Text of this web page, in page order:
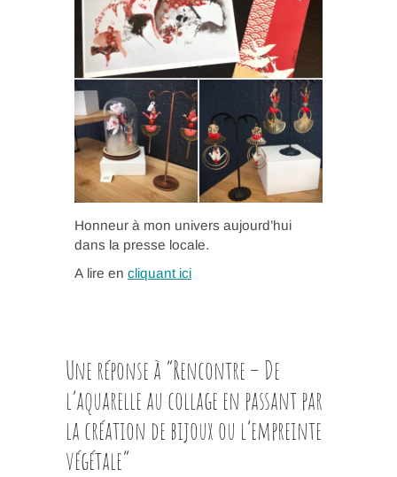
Honneur à mon univers aujourd’hui
dans la presse locale.
A lire en cliquant ici
Une réponse à “Rencontre – De
l’aquarelle au collage en passant par
la création de bijoux ou l’empreinte
végétale”